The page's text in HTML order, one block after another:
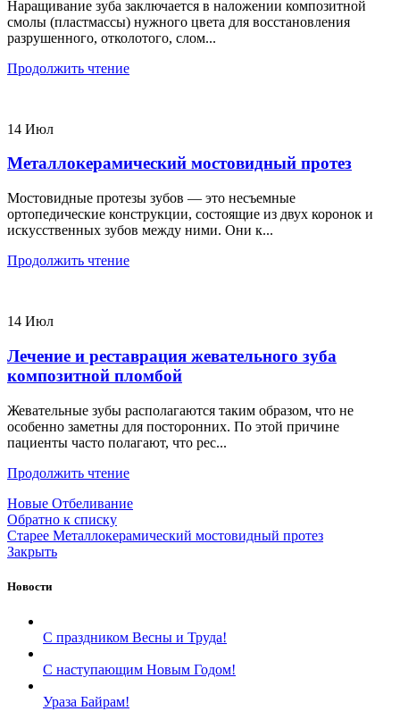
Наращивание зуба заключается в наложении композитной
смолы (пластмассы) нужного цвета для восстановления
разрушенного, отколотого, слом...
Продолжить чтение
14 Июл
Металлокерамический мостовидный протез
Мостовидные протезы зубов — это несъемные
ортопедические конструкции, состоящие из двух коронок и
искусственных зубов между ними. Они к...
Продолжить чтение
14 Июл
Лечение и реставрация жевательного зуба
композитной пломбой
Жевательные зубы располагаются таким образом, что не
особенно заметны для посторонних. По этой причине
пациенты часто полагают, что рес...
Продолжить чтение
Новые Отбеливание
Обратно к списку
Старее Металлокерамический мостовидный протез
Закрыть
Новости
С праздником Весны и Труда!
С наступающим Новым Годом!
Ураза Байрам!